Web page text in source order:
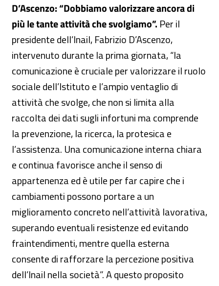
D’Ascenzo: “Dobbiamo valorizzare ancora di
più le tante attività che svolgiamo”. Per il
presidente dell’Inail, Fabrizio D’Ascenzo,
intervenuto durante la prima giornata, “la
comunicazione è cruciale per valorizzare il ruolo
sociale dell’Istituto e l’ampio ventaglio di
attività che svolge, che non si limita alla
raccolta dei dati sugli infortuni ma comprende
la prevenzione, la ricerca, la protesica e
l’assistenza. Una comunicazione interna chiara
e continua favorisce anche il senso di
appartenenza ed è utile per far capire che i
cambiamenti possono portare a un
miglioramento concreto nell’attività lavorativa,
superando eventuali resistenze ed evitando
fraintendimenti, mentre quella esterna
consente di rafforzare la percezione positiva
dell’Inail nella società”. A questo proposito